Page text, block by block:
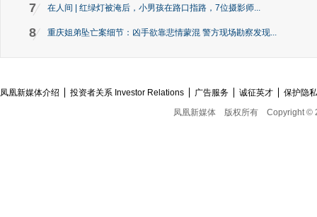
7 在人间 | 红绿灯被淹后，小男孩在路口指路，7位摄影师...
8 重庆姐弟坠亡案细节：凶手欲靠悲情蒙混 警方现场勘察发现...
凤凰新媒体介绍 投资者关系 Investor Relations 广告服务 诚征英才
保护隐
凤凰新媒体
版权所有 Copyright ©